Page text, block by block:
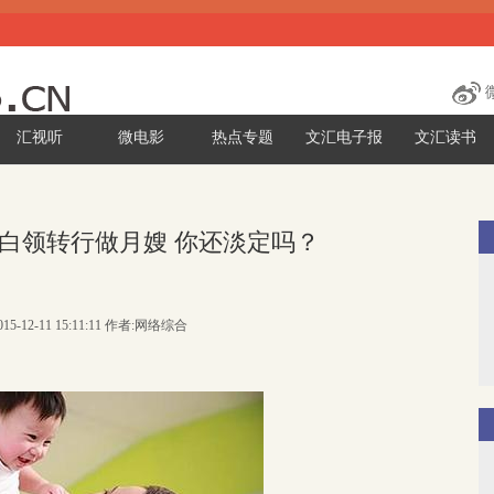
汇视听 微电影 热点专题 文汇电子报 文汇读书
领转行做月嫂 你还淡定吗？
12-11 15:11:11 作者:网络综合